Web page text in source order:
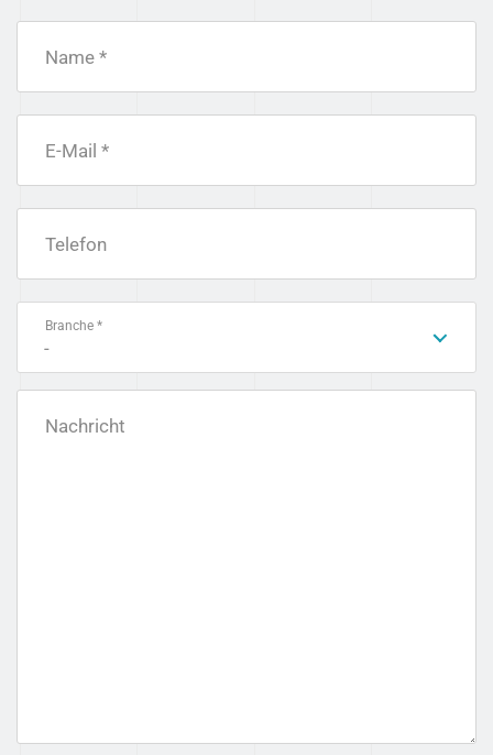
Name *
E-Mail *
Telefon
Branche *
-
Nachricht